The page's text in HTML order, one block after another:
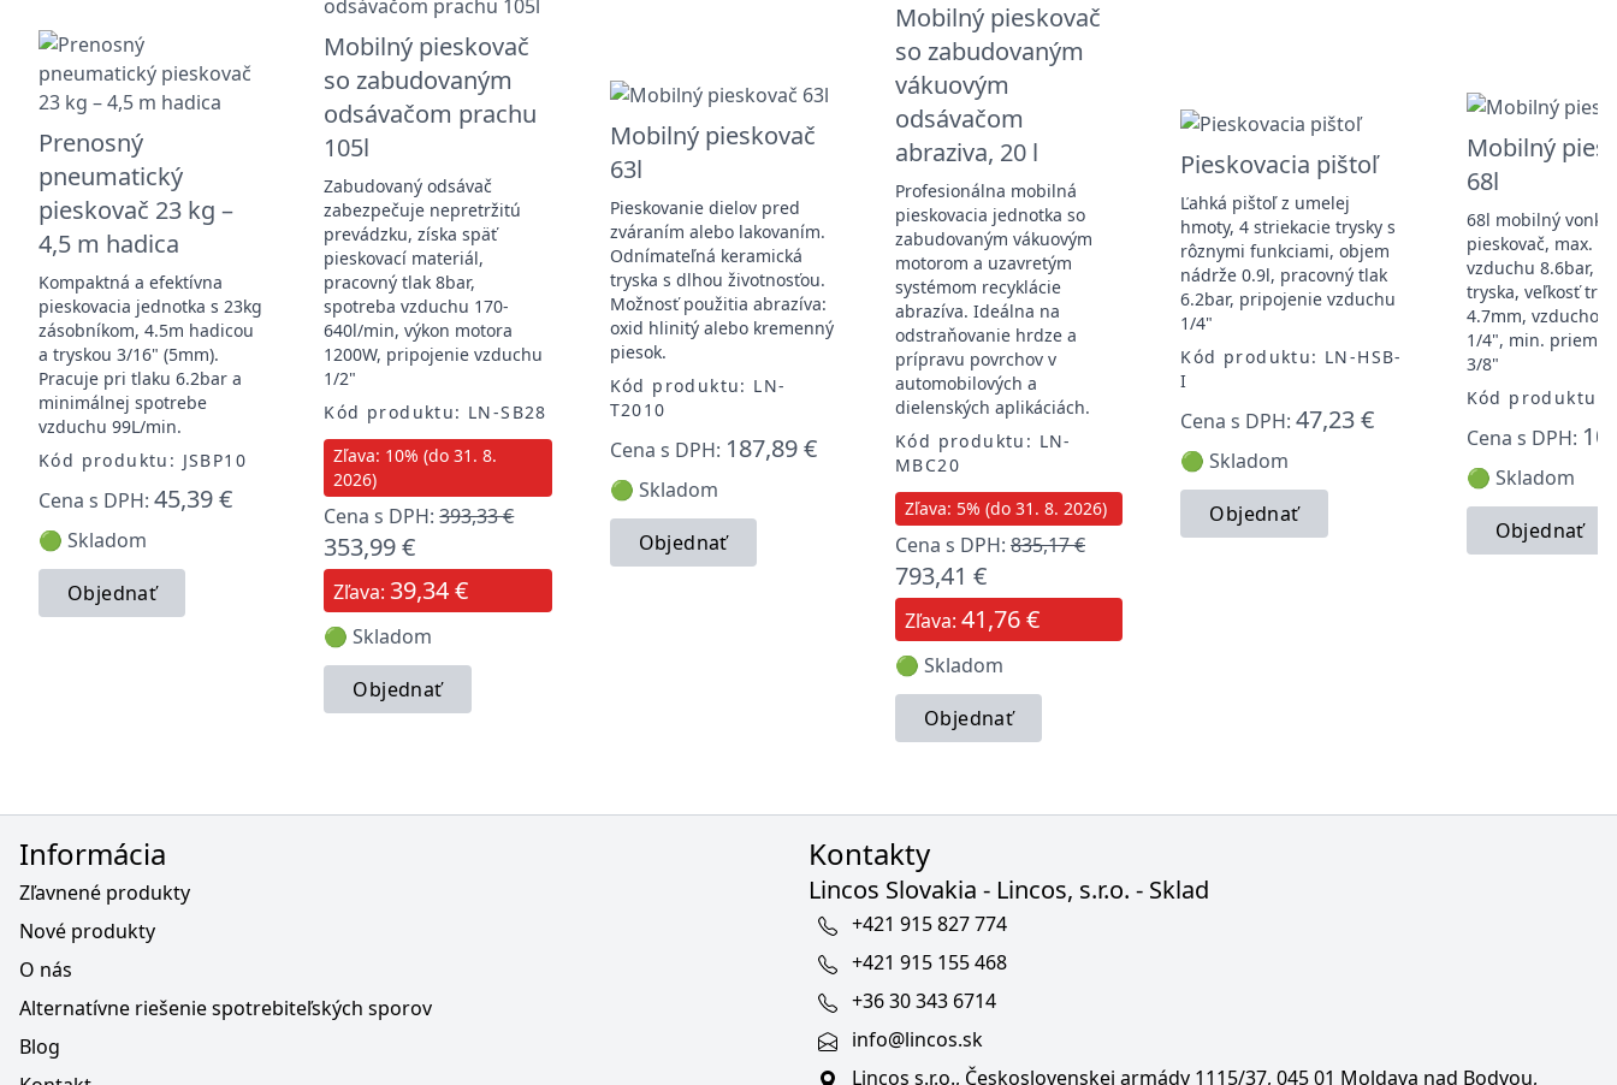
Prenosný
pneumatický
pieskovač 23 kg –
4,5 m hadica
Kompaktná a efektívna
pieskovacia jednotka s 23kg
zásobníkom, 4.5m hadicou
a tryskou 3/16" (5mm).
Pracuje pri tlaku 6.2bar a
minimálnej spotrebe
vzduchu 99L/min.
Kód produktu: JSBP10
Cena s DPH: 45,39 €
🟢 Skladom
Objednať
Mobilný pieskovač
so zabudovaným
odsávačom prachu
105l
Zabudovaný odsávač
zabezpečuje nepretržitú
prevádzku, získa späť
pieskovací materiál,
pracovný tlak 8bar,
spotreba vzduchu 170-
640l/min, výkon motora
1200W, pripojenie vzduchu
1/2"
Kód produktu: LN-SB28
Zľava: 10% (do 31. 8.
2026)
Cena s DPH:393,33 €
353,99 €
Zľava: 39,34 €
🟢 Skladom
Objednať
Mobilný pieskovač
63l
Pieskovanie dielov pred
zváraním alebo lakovaním.
Odnímateľná keramická
tryska s dlhou životnosťou.
Možnosť použitia abrazíva:
oxid hlinitý alebo kremenný
piesok.
Kód produktu: LN-
T2010
Cena s DPH: 187,89 €
🟢 Skladom
Objednať
Mobilný pieskovač
so zabudovaným
vákuovým
odsávačom
abraziva, 20 l
Profesionálna mobilná
pieskovacia jednotka so
zabudovaným vákuovým
motorom a uzavretým
systémom recyklácie
abrazíva. Ideálna na
odstraňovanie hrdze a
prípravu povrchov v
automobilových a
dielenských aplikáciách.
Kód produktu: LN-
MBC20
Zľava: 5% (do 31. 8. 2026)
Cena s DPH: 835,17 €
793,41 €
Zľava: 41,76 €
🟢 Skladom
Objednať
Pieskovacia pištoľ
Ľahká pištoľ z umelej
hmoty, 4 striekacie trysky s
rôznymi funkciami, objem
nádrže 0.9l, pracovný tlak
6.2bar, pripojenie vzduchu
1/4"
Kód produktu: LN-HSB-
I
Cena s DPH:47,23 €
🟢 Skladom
Objednať
Mobilný
68l
68l mobilný
pieskovač, max.
vzduchu 8.6bar,
tryska, veľkosť
4.7mm,
1/4", min.
3/8"
Kód produktu:
Cena s DPH:
🟢 Skladom
Objednať
Informácia
Zľavnené produkty
Nové produkty
O nás
Alternatívne riešenie spotrebiteľských sporov
Blog
Kontakty
Lincos Slovakia - Lincos, s.r.o. - Sklad
+421 915 827 774
+421 915 155 468
+36 30 343 6714
info@lincos.sk
Lincos s.r.o., Československej armády 1115/37, 045 01 Moldava nad Bodvou,